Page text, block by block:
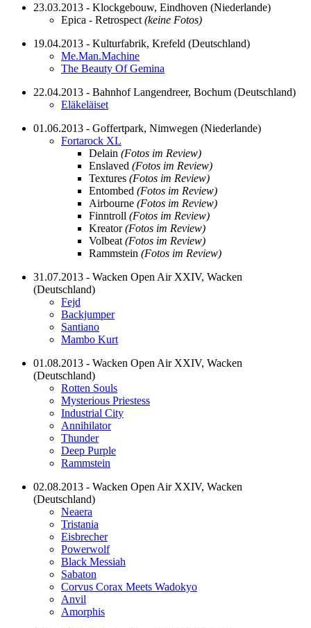
23.03.2013 - Klockgebouw, Eindhoven (Niederlande)
Epica - Retrospect (keine Fotos)
19.04.2013 - Kulturfabrik, Krefeld (Deutschland)
Me.Man.Machine
The Beauty Of Gemina
22.04.2013 - Bahnhof Langendreer, Bochum (Deutschland)
Eläkeläiset
01.06.2013 - Goffertpark, Nimwegen (Niederlande)
Fortarock XL
Delain (Fotos im Review)
Enslaved (Fotos im Review)
Textures (Fotos im Review)
Entombed (Fotos im Review)
Airbourne (Fotos im Review)
Finntroll (Fotos im Review)
Kreator(Fotos im Review)
Volbeat (Fotos im Review)
Rammstein (Fotos im Review)
31.07.2013 - Wacken Open Air XXIV, Wacken
(Deutschland)
Fejd
Backjumper
Santiano
Mambo Kurt
01.08.2013 - Wacken Open Air XXIV, Wacken
(Deutschland)
Rotten Souls
Mysterious Priestess
Industrial City
Annihilator
Thunder
Deep Purple
Rammstein
02.08.2013 - Wacken Open Air XXIV, Wacken
(Deutschland)
Neaera
Tristania
Eisbrecher
Powerwolf
Black Messiah
Sabaton
Corvus Corax Meets Wadokyo
Anvil
Amorphis